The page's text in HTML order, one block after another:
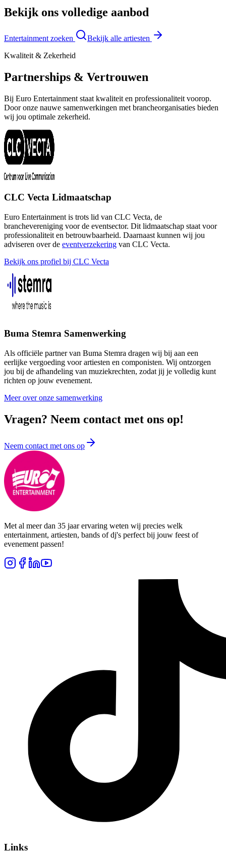
Bekijk ons volledige aanbod
Entertainment zoeken
Bekijk alle artiesten
Kwaliteit & Zekerheid
Partnerships & Vertrouwen
Bij Euro Entertainment staat kwaliteit en professionaliteit voorop.
Door onze nauwe samenwerkingen met brancheorganisaties bieden
wij jou optimale zekerheid.
CLC Vecta Lidmaatschap
Euro Entertainment is trots lid van CLC Vecta, de
branchevereniging voor de eventsector. Dit lidmaatschap staat voor
professionaliteit en betrouwbaarheid. Daarnaast kunnen wij jou
adviseren over de eventverzekering van CLC Vecta.
Bekijk ons profiel bij CLC Vecta
Buma Stemra Samenwerking
Als officiële partner van Buma Stemra dragen wij bij aan een
eerlijke vergoeding voor artiesten en componisten. Wij ontzorgen
jou bij de afhandeling van muziekrechten, zodat jij je volledig kunt
richten op jouw evenement.
Meer over onze samenwerking
Vragen? Neem contact met ons op!
Neem contact met ons op
Met al meer dan 35 jaar ervaring weten wij precies welk
entertainment, artiesten, bands of dj's perfect bij jouw feest of
evenement passen!
Links